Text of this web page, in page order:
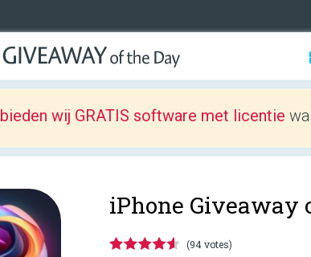
bieden wij GRATIS software met licentie
iPhone Giveaway
(94 votes)